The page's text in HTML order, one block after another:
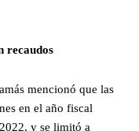
recaudos
mencionó que las
en el año fiscal
y se limitó a